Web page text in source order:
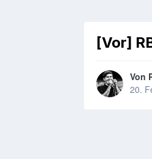
[Vor]
Von
20.